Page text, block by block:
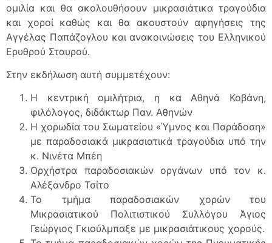
ομιλία και θα ακολουθήσουν μικρασιάτικα τραγούδια
και χοροί καθώς και θα ακουστούν αφηγήσεις της
Αγγέλας Παπάζογλου και ανακοινώσεις του Ελληνικού
Ερυθρού Σταυρού.
Στην εκδήλωση αυτή συμμετέχουν:
Η κεντρική ομιλήτρια, η κα Αθηνά Κοβάνη,
φιλόλογος, διδάκτωρ Παν. Αθηνών
Η χορωδία του Σωματείου «Ύμνος και Παράδοση»
με παραδοσιακά μικρασιατικά τραγούδια υπό την
κ. Νινέτα Μπέη
Ορχήστρα παραδοσιακών οργάνων υπό τον κ.
Αλέξανδρο Τσίτο
Το τμήμα παραδοσιακών χορών του
Μικρασιατικού Πολιτιστικού Συλλόγου Άγιος
Γεώργιος Γκιούλμπαξε με μικρασιάτικους χορούς.